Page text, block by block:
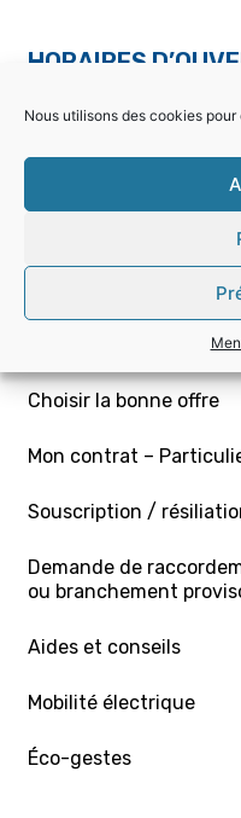
Nous utilisons des cookies
HORAIRES
Accueil
Du lundi au jeudi :
Vendredi : 8h00 à
Choisir la bonne offre
Mon contrat –
Souscription /
Demande de
ou branchement
Aides et conseils
Mobilité électrique
Éco-gestes